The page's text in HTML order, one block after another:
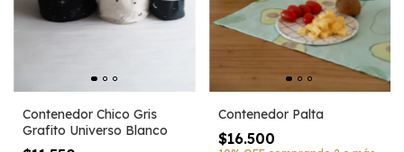
Contenedor Chico Gris
Grafito Universo Blanco
Contenedor Palta
$16.500